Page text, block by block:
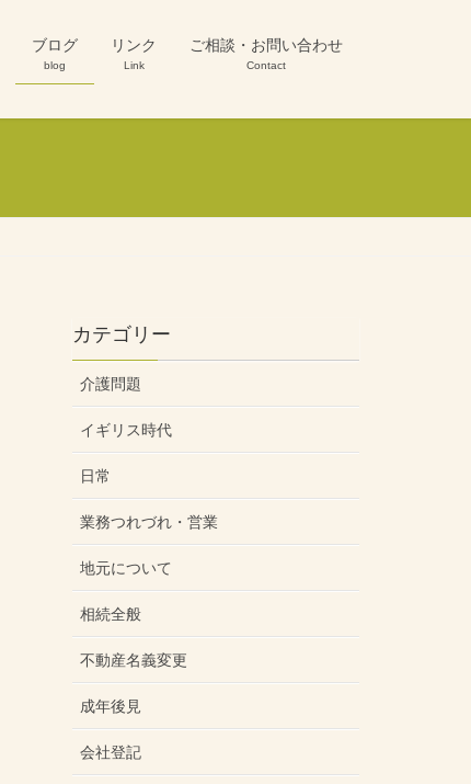
ブログ
blog
リンク
Link
ご相談・お問い合わせ
Contact
カテゴリー
介護問題
イギリス時代
日常
業務つれづれ・営業
地元について
相続全般
不動産名義変更
成年後見
会社登記